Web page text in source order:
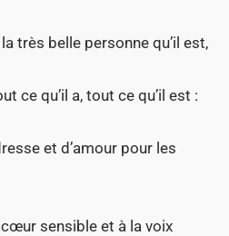
très belle personne qu’il est,
ce qu’il a, tout ce qu’il est :
et d’amour pour les
sensible et à la voix